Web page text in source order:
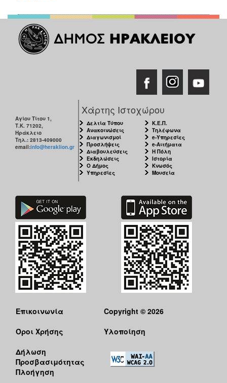
Αγίου Τίτου 1,
Τ.Κ. 71202,
Ηράκλειο
Τηλ.: 2813-409000
email:info@heraklion.gr
Χάρτης Ιστοχώρου
Δελτία Τύπου
Ανακοινώσεις
Διαγωνισμοί
Προσλήψεις
Διαβουλεύσεις
Εκδηλώσεις
Ο Δήμος
Υπηρεσίες
Κ.Ε.Π.
Τηλέφωνα
e-Υπηρεσίες
e-Αιτήματα
Η Πόλη
Ιστορία
Κνωσός
Μουσεία
Επικοινωνία
Όροι Χρήσης
Δήλωση
Προσβασιμότητας
Πλοήγηση
Copyright © 2026
Υλοποίηση